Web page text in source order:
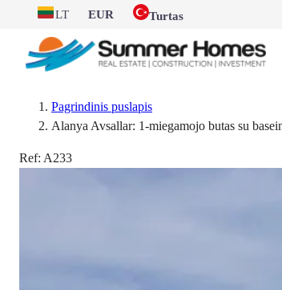
LT EUR Turtas
Pagrindinis puslapis
Alanya Avsallar: 1-miegamojo butas su
Ref: A233